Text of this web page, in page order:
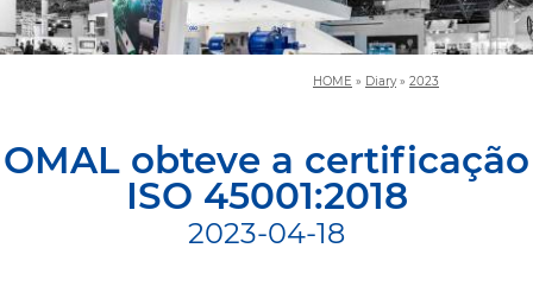
HOME » Diary» 2023
OMAL obteve a certificação
ISO 45001:2018
2023-04-18